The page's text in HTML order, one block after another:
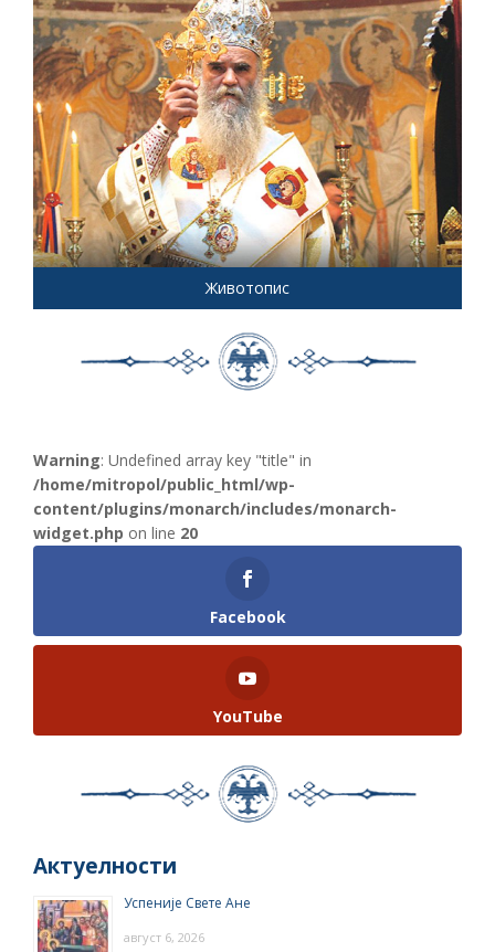
Животопис
Warning: Undefined array key "title" in
/home/mitropol/public_html/wp-
content/plugins/monarch/includes/monarch-
widget.php on line 20
Facebook
YouTube
Актуелности
Успеније Свете Ане
август 6, 2026